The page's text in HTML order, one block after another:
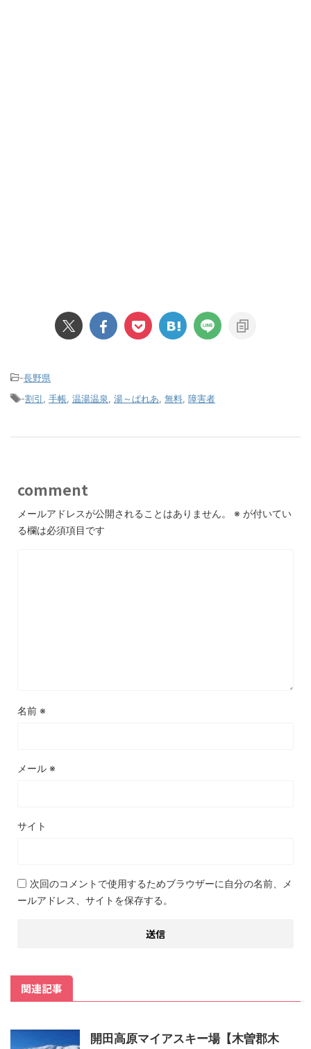
-長野県
-割引 手帳 温湯温泉 湯～ぱれあ 無料 障害者
comment
メールアドレスが公開されることはありません。 ※ が付いてい
る欄は必須項目です
名前 ※
メール ※
サイト
次回のコメントで使用するためブラウザーに自分の名前、メ
ールアドレス、サイトを保存する。
関連記事
開田高原マイアスキー場【木曽郡木